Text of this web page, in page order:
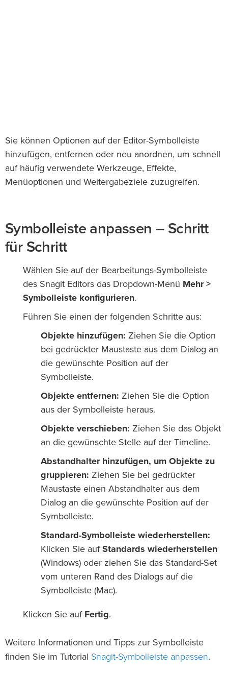
Sie können Optionen auf der Editor-Symbolleiste
hinzufügen, entfernen oder neu anordnen, um schnell
auf häufig verwendete Werkzeuge, Effekte,
Menüoptionen und Weitergabeziele zuzugreifen.
Symbolleiste anpassen – Schritt
für Schritt
Wählen Sie auf der Bearbeitungs-Symbolleiste
des Snagit Editors das Dropdown-Menü Mehr >
Symbolleiste konfigurieren.
Führen Sie einen der folgenden Schritte aus:
Objekte hinzufügen: Ziehen Sie die Option
bei gedrückter Maustaste aus dem Dialog an
die gewünschte Position auf der
Symbolleiste.
Objekte entfernen: Ziehen Sie die Option
aus der Symbolleiste heraus.
Objekte verschieben: Ziehen Sie das Objekt
an die gewünschte Stelle auf der Timeline.
Abstandhalter hinzufügen, um Objekte zu
gruppieren: Ziehen Sie bei gedrückter
Maustaste einen Abstandhalter aus dem
Dialog an die gewünschte Position auf der
Symbolleiste.
Standard-Symbolleiste wiederherstellen:
Klicken Sie auf Standards wiederherstellen
(Windows) oder ziehen Sie das Standard-Set
vom unteren Rand des Dialogs auf die
Symbolleiste (Mac).
Klicken Sie auf Fertig.
Weitere Informationen und Tipps zur Symbolleiste
finden Sie im Tutorial Snagit-Symbolleiste anpassen.